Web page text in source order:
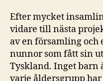
Efter mycket
vidare till nästa
av en församling
nunnor som fått sin
Tyskland. Inget barn